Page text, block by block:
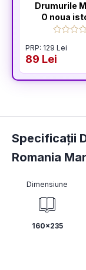
Drumurile
O noua
lumii
PRP: 129 Lei
89 Lei
Specificații
Romania
Dimensiune
160x235